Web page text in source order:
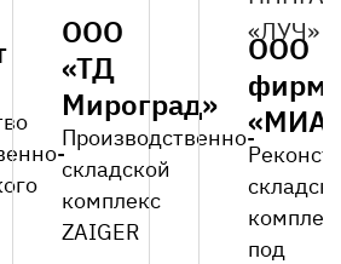
ООО
«ТД
Мироград»
Производственно-
складской
комплекс
ZAIGER
ООО
под